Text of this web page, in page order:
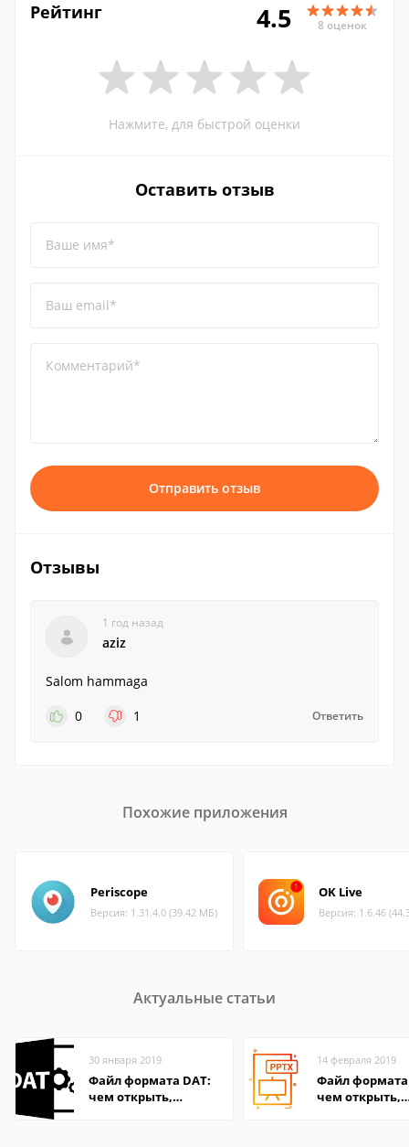
Рейтинг 4.5 8 оценок
Нажмите, для быстрой оценки
Оставить отзыв
Ваше имя*
Ваш email*
Комментарий*
Отправить отзыв
Отзывы
1 год назад
aziz
Salom hammaga
0
1 Ответить
Похожие приложения
Periscope
Версия: 1.31.4.0 (39.42 МБ)
OK Live
Версия: 1.6.46
Актуальные статьи
30 января 2019
Файл формата DAT:
чем открыть,
14 февраля 2019
Файл
чем открыть,